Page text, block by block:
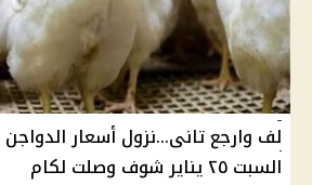
لف وارجع تانى...نزول أسعار
السبت ٢٥ يناير شوف وصلت لكام